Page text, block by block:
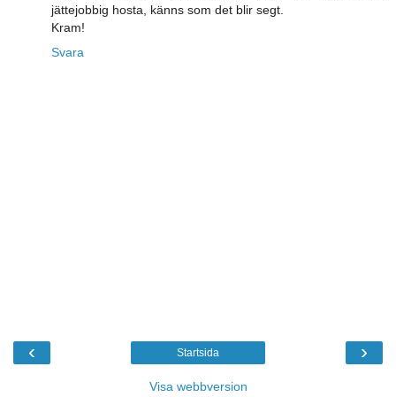
jättejobbig hosta, känns som det blir segt.
Kram!
Svara
‹ ›
Startsida
Visa webbversion